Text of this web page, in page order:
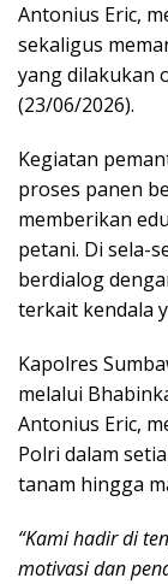
Antonius Eric,
sekaligus
yang dilakukan
(23/06/2026).
Kegiatan
proses panen
memberikan
petani. Di sela-
berdialog
terkait kendala
Kapolres
melalui
Antonius Eric,
Polri dalam
tanam hingga
“Kami hadir di
motivasi dan